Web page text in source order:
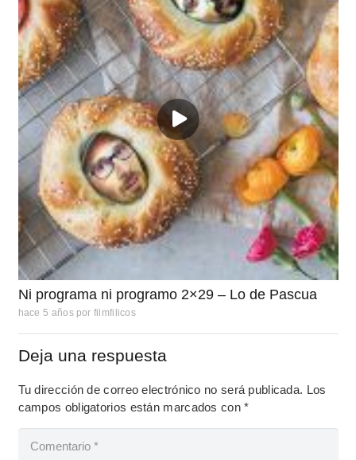
Ni programa ni programo 2×29 – Lo de Pascua
hace 5 años por filmfilicos
Deja una respuesta
Tu dirección de correo electrónico no será publicada. Los
campos obligatorios están marcados con*